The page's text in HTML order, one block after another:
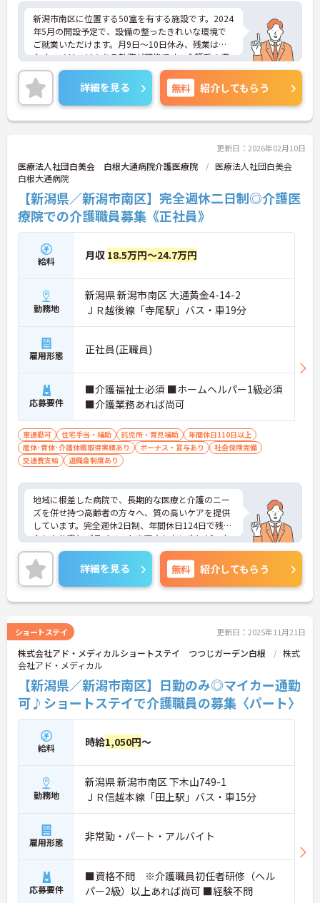
新潟市南区に位置する50室を有する施設です。2024
年5月の開設予定で、設備の整ったきれいな環境で
ご就業いただけます。月9日～10日休み、残業は少
なく、メリハリのある勤務が可能です。介護系の資
格がない方も相談できます。ご興味のある方には、
面接対策ポイントなど、さらに詳細をお話しいたし
ますのでお気軽にご相談ください！
詳細を見る 無料 紹介してもらう
更新日：2026年02月10日
医療法人社団白美会 白根大通病院介護医療院
医療法人社団白美会
白根大通病院
【新潟県／新潟市南区】完全週休二日制◎介護医
療院での介護職員募集《正社員》
給料 月収 18.5万円～24.7万円
勤務地
新潟県 新潟市南区 大通黄金4-14-2
ＪＲ越後線「寺尾駅」バス・車19分
雇用形態 正社員(正職員)
応募要件
■介護福祉士必須 ■ホームヘルパー1級必須
■介護業務あれば尚可
車通勤可 住宅手当・補助 託児所・育児補助
年間休日110日以上
産休･育休･介護休暇取得実績あり
ボーナス・賞与あり
社会保険完備
交通費支給
退職金制度あり
地域に根差した病院で、長期的な医療と介護のニー
ズを併せ持つ高齢者の方々へ、質の高いケアを提供
しています。完全週休2日制、年間休日124日で残業
なし！仕事とプライベートを両立したい方にピッタ
リです。賞与年2回、各種手当、退職金制度など福利
厚生も充実！長く安定して働ける環境です。経験者
の方は優遇いたしますので、ぜひご応募ください。
詳細を見る 無料 紹介してもらう
ショートステイ 更新日：2025年11月21日
株式会社アド・メディカルショートステイ つつじガーデン白根
株式
会社アド・メディカル
【新潟県／新潟市南区】日勤のみ◎マイカー通勤
可♪ショートステイで介護職員の募集〈パート〉
給料 時給1,050円～
勤務地
新潟県 新潟市南区 下木山749-1
ＪＲ信越本線「田上駅」バス・車15分
雇用形態 非常勤・パート・アルバイト
応募要件
■資格不問 ※介護職員初任者研修（ヘル
パー2級）以上あれば尚可 ■経験不問